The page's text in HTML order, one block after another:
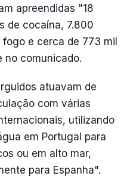
apreendidas "18
de cocaína, 7.800
e cerca de 773 mil
no comunicado.
atuavam de
com várias
utilizando
em Portugal para
ou em alto mar,
para Espanha".